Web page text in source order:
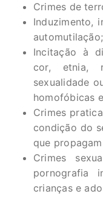
Crimes de
Induzimento,
automutilação;
Incitação à
cor, etnia,
sexualidade
homofóbicas
Crimes
condição do
que
Crimes
pornografia
crianças e